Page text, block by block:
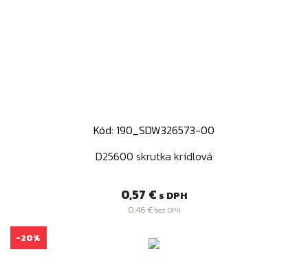
Kód: 190_SDW326573-00
D25600 skrutka krídlová
Cena
0,57 € s DPH
0,46 €bez DPH
-20%